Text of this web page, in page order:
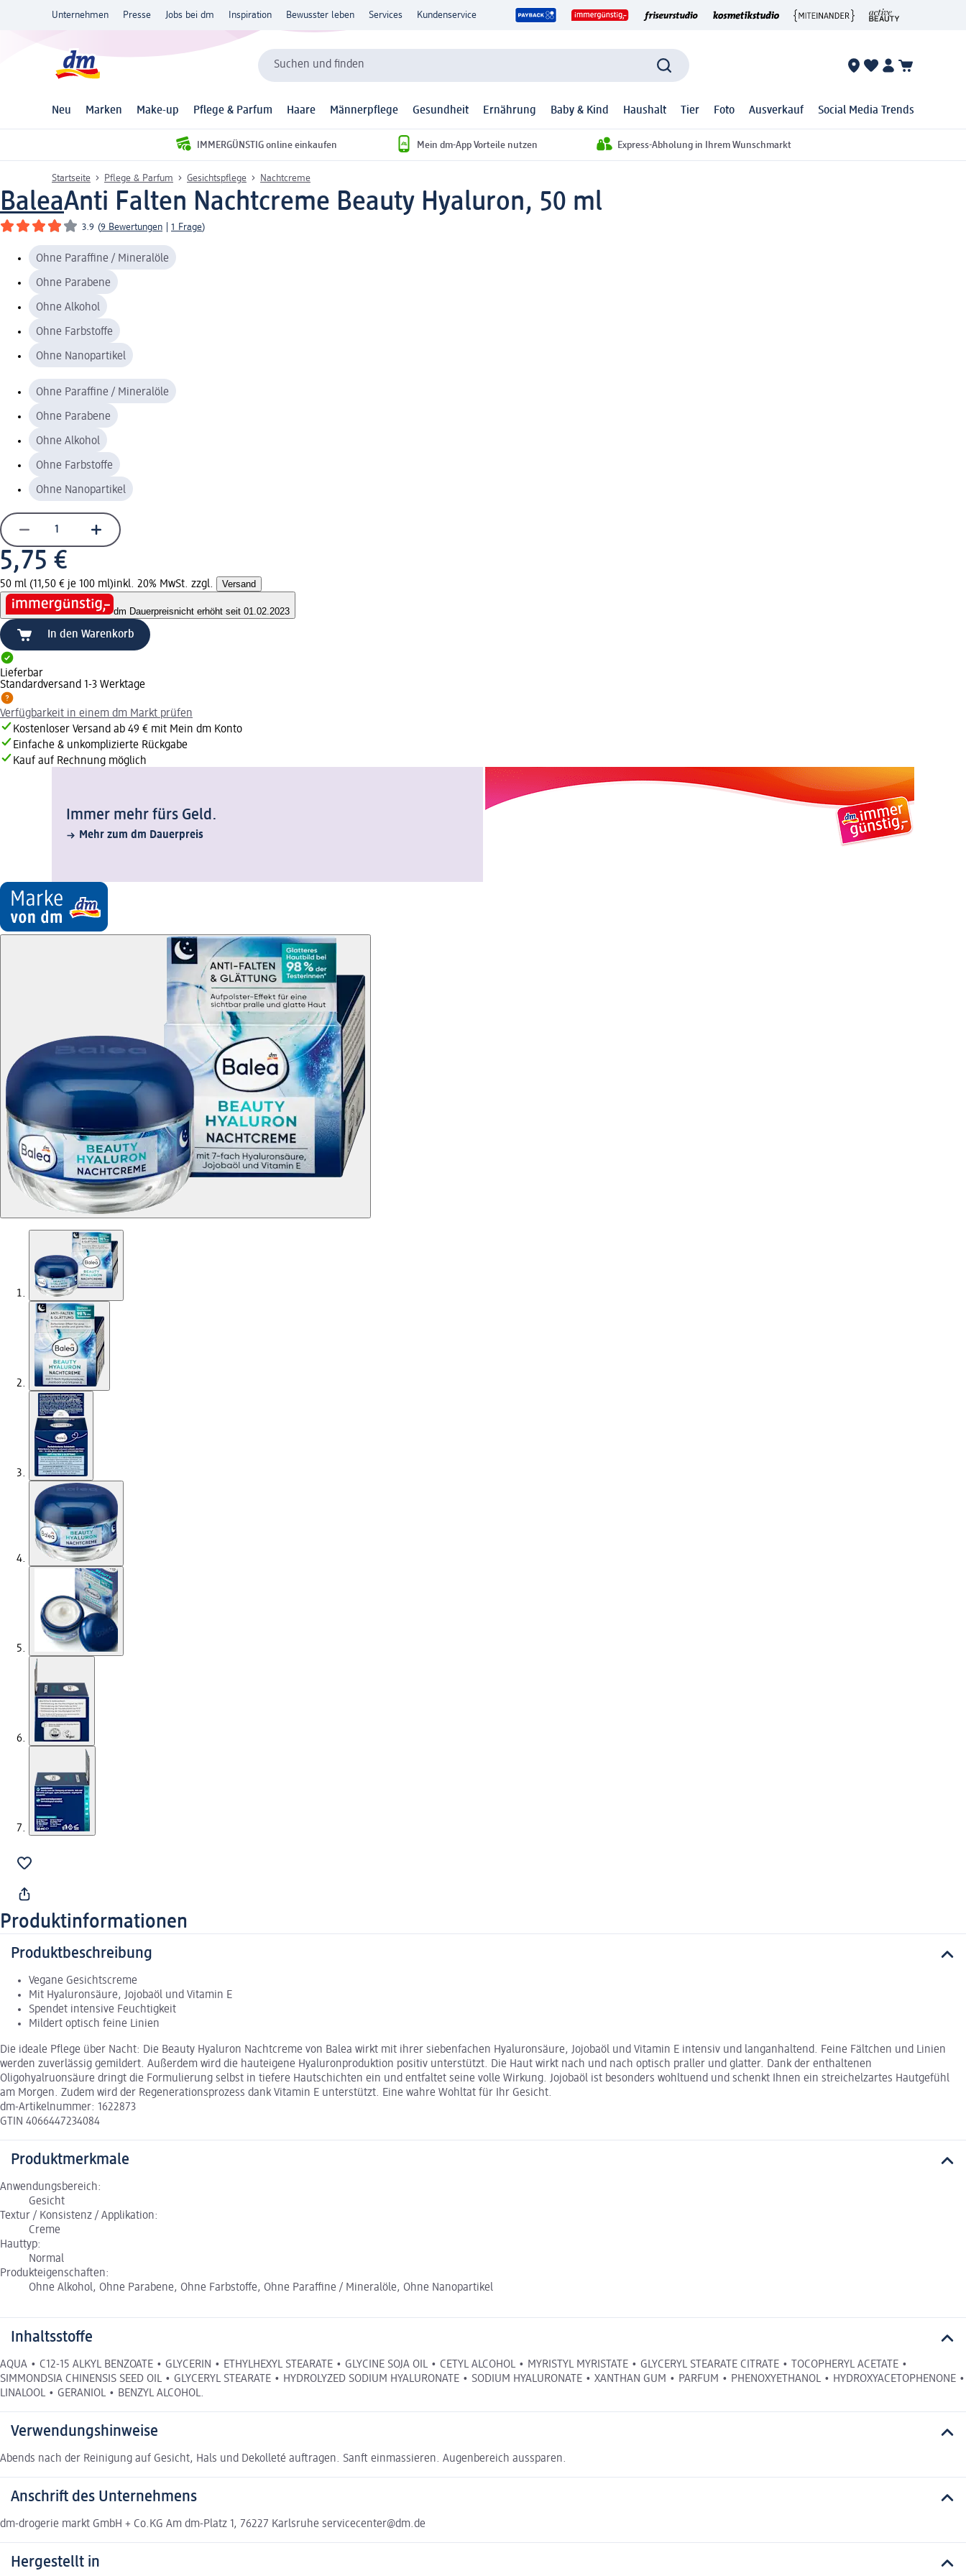
Unternehmen Presse Jobs bei dm Inspiration Bewusster leben Services Kundenservice
Suchen und finden
Neu Marken Make-up Pflege & Parfum Haare Männerpflege Gesundheit Ernährung Baby & Kind Haushalt Tier Foto Ausverkauf Social Media Trends
IMMERGÜNSTIG online einkaufen Mein dm-App Vorteile nutzen Express-Abholung in Ihrem Wunschmarkt
Startseite Pflege & Parfum Gesichtspflege Nachtcreme
BaleaAnti Falten Nachtcreme Beauty Hyaluron, 50 ml
3.9 (9 Bewertungen 1 Frage)
Ohne Paraffine / Mineralöle
Ohne Parabene
Ohne Alkohol
Ohne Farbstoffe
Ohne Nanopartikel
Ohne Paraffine / Mineralöle
Ohne Parabene
Ohne Alkohol
Ohne Farbstoffe
Ohne Nanopartikel
5,75 €
50 ml (11,50 € je 100 ml)inkl. 20% MwSt. zzgl. Versand
dm Dauerpreisnicht erhöht seit 01.02.2023
In den Warenkorb
Lieferbar
Standardversand 1-3 Werktage
Verfügbarkeit in einem dm Markt prüfen
Kostenloser Versand ab 49 € mit Mein dm Konto
Einfache & unkomplizierte Rückgabe
Kauf auf Rechnung möglich
Immer mehr fürs Geld.
Mehr zum dm Dauerpreis
Produktinformationen
Produktbeschreibung
Vegane Gesichtscreme
Mit Hyaluronsäure, Jojobaöl und Vitamin E
Spendet intensive Feuchtigkeit
Mildert optisch feine Linien
Die ideale Pflege über Nacht: Die Beauty Hyaluron Nachtcreme von Balea wirkt mit ihrer siebenfachen Hyaluronsäure, Jojobaöl und Vitamin E intensiv und langanhaltend. Feine Fältchen und Linien
werden zuverlässig gemildert. Außerdem wird die hauteigene Hyaluronproduktion positiv unterstützt. Die Haut wirkt nach und nach optisch praller und glatter. Dank der enthaltenen
Oligohyalruonsäure dringt die Formulierung selbst in tiefere Hautschichten ein und entfaltet seine volle Wirkung. Jojobaöl ist besonders wohltuend und schenkt Ihnen ein streichelzartes Hautgefühl
am Morgen. Zudem wird der Regenerationsprozess dank Vitamin E unterstützt. Eine wahre Wohltat für Ihr Gesicht.
dm-Artikelnummer: 1622873
GTIN 4066447234084
Produktmerkmale
Anwendungsbereich:
Gesicht
Textur / Konsistenz / Applikation:
Creme
Hauttyp:
Normal
Produkteigenschaften:
Ohne Alkohol, Ohne Parabene, Ohne Farbstoffe, Ohne Paraffine / Mineralöle, Ohne Nanopartikel
Inhaltsstoffe
AQUA • C12-15 ALKYL BENZOATE • GLYCERIN • ETHYLHEXYL STEARATE • GLYCINE SOJA OIL • CETYL ALCOHOL • MYRISTYL MYRISTATE • GLYCERYL STEARATE CITRATE • TOCOPHERYL ACETATE •
SIMMONDSIA CHINENSIS SEED OIL • GLYCERYL STEARATE • HYDROLYZED SODIUM HYALURONATE • SODIUM HYALURONATE • XANTHAN GUM • PARFUM • PHENOXYETHANOL • HYDROXYACETOPHENONE •
LINALOOL • GERANIOL • BENZYL ALCOHOL.
Verwendungshinweise
Abends nach der Reinigung auf Gesicht, Hals und Dekolleté auftragen. Sanft einmassieren. Augenbereich aussparen.
Anschrift des Unternehmens
dm-drogerie markt GmbH + Co.KG Am dm-Platz 1, 76227 Karlsruhe servicecenter@dm.de
Hergestellt in